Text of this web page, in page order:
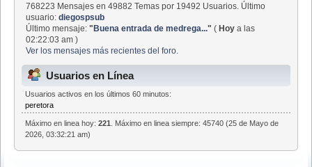
768223 Mensajes en 49882 Temas por 19492 Usuarios. Último
usuario:diegospsub
Último mensaje:"Buena entrada de medrega..." (Hoy a las
02:22:03 am )
Ver los mensajes más recientes del foro.
Usuarios en Línea
Usuarios activos en los últimos 60 minutos:
peretora
Máximo en linea hoy:221
. Máximo en linea siempre: 45740 (25 de Mayo de
2026, 03:32:21 am)